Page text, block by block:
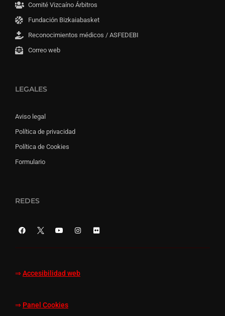
Comité Vizcaíno Árbitros
Fundación Bizkaiabasket
Reconocimientos médicos / ASFEDEBI
Correo web
LEGALES
Aviso legal
Política de privacidad
Política de Cookies
Formulario
REDES
⇒ Accesibilidad web
⇒ Panel Cookies